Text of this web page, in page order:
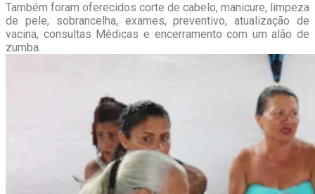
Também foram oferecidos corte de cabelo, manicure, limpeza
de pele, sobrancelha, exames, preventivo, atualização de
vacina, consultas Médicas e encerramento com um alão de
zumba.